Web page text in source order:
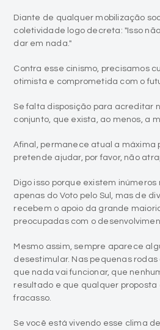
Diante de qualquer mobilização
coletividade logo decreta: "Isso
dar em nada."
Contra esse cinismo, precisamos
otimista e comprometida com o
Se falta disposição para acreditar
conjunto, que exista, ao menos, a
Afinal, permanece atual a máxima
pretende ajudar, por favor, não
Digo isso porque existem
apenas do Voto pelo Sul, mas de
recebem o apoio da grande
preocupadas com o
Mesmo assim, sempre aparece
desestimular. Nas pequenas
que nada vai funcionar, que
resultado e que qualquer
fracasso.
Se você está vivendo esse clima